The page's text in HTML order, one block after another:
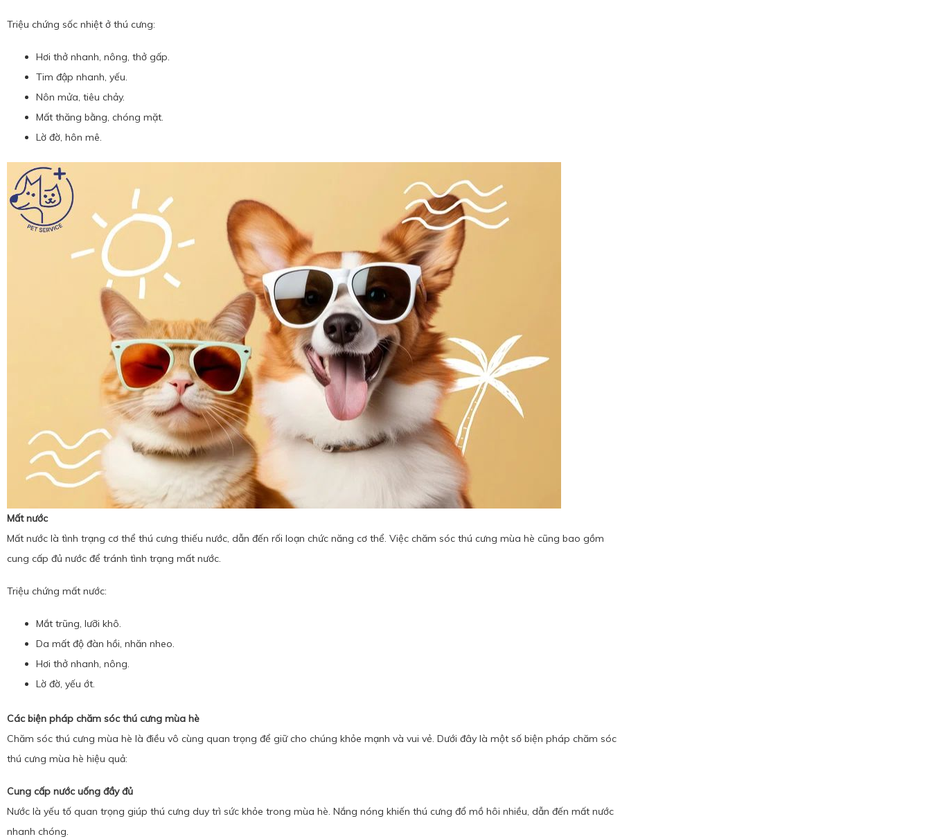
Triệu chứng sốc nhiệt ở thú cưng:
Hơi thở nhanh, nông, thở gấp.
Tim đập nhanh, yếu.
Nôn mửa, tiêu chảy.
Mất thăng bằng, chóng mặt.
Lờ đờ, hôn mê.
Mất nước
Mất nước là tình trạng cơ thể thú cưng thiếu nước, dẫn đến rối loạn chức năng cơ thể. Việc chăm sóc thú cưng mùa hè cũng bao gồm
cung cấp đủ nước để tránh tình trạng mất nước.
Triệu chứng mất nước:
Mắt trũng, lưỡi khô.
Da mất độ đàn hồi, nhăn nheo.
Hơi thở nhanh, nông.
Lờ đờ, yếu ớt.
Các biện pháp chăm sóc thú cưng mùa hè
Chăm sóc thú cưng mùa hè là điều vô cùng quan trọng để giữ cho chúng khỏe mạnh và vui vẻ. Dưới đây là một số biện pháp chăm sóc
thú cưng mùa hè hiệu quả:
Cung cấp nước uống đầy đủ
Nước là yếu tố quan trọng giúp thú cưng duy trì sức khỏe trong mùa hè. Nắng nóng khiến thú cưng đổ mồ hôi nhiều, dẫn đến mất nước
nhanh chóng.